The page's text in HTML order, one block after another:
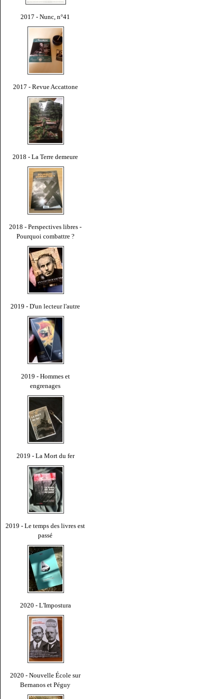
2017 - Nunc, n°41
2017 - Revue Accattone
2018 - La Terre demeure
2018 - Perspectives libres -
Pourquoi combattre ?
2019 - D'un lecteur l'autre
2019 - Hommes et
engrenages
2019 - La Mort du fer
2019 - Le temps des livres est
passé
2020 - L'Impostura
2020 - Nouvelle École sur
Bernanos et Péguy